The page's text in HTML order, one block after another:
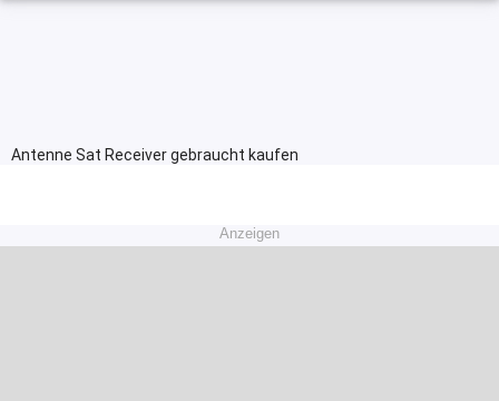
Antenne Sat Receiver gebraucht kaufen
Anzeigen